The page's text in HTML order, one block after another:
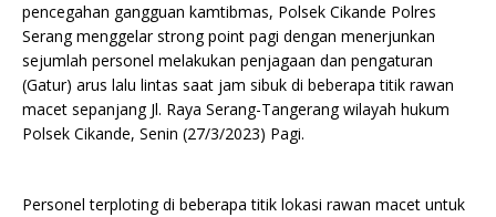
pencegahan gangguan kamtibmas, Polsek Cikande Polres
Serang menggelar strong point pagi dengan menerjunkan
sejumlah personel melakukan penjagaan dan pengaturan
(Gatur) arus lalu lintas saat jam sibuk di beberapa titik rawan
macet sepanjang Jl. Raya Serang-Tangerang wilayah hukum
Polsek Cikande, Senin (27/3/2023) Pagi.
Personel terploting di beberapa titik lokasi rawan macet untuk